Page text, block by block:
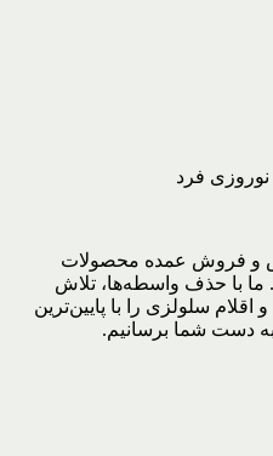
نوروزی فرد
و فروش عمده محصولات
با حذف واسطه‌ها، تلاش
سلولزی را با پایین‌ترین
دست شما برسانیم.